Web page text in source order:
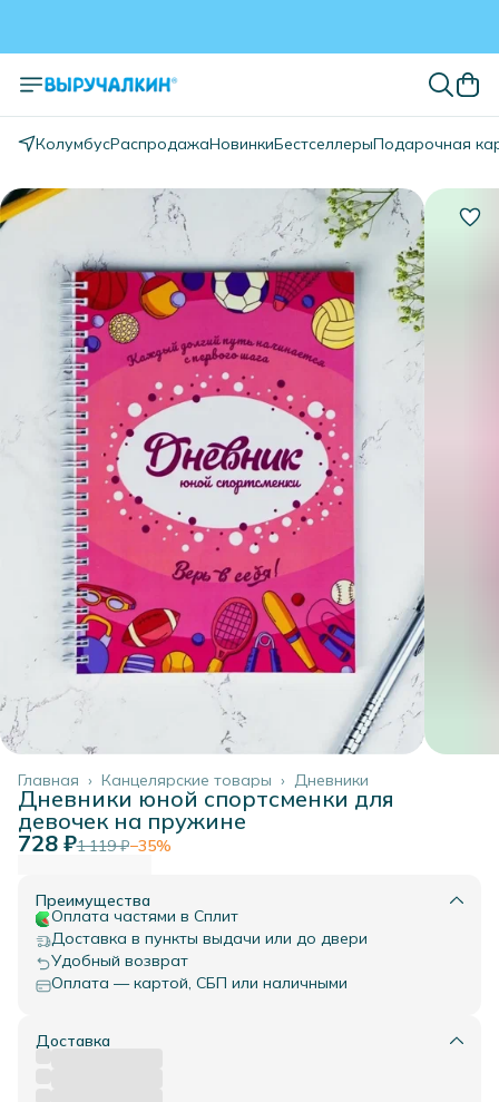
КолумбусРаспродажаНовинкиБестселлерыПодарочная
Дневники
Канцелярские товары ›
Главная ›
Дневники юной спортсменки для
девочек на пружине
728 ₽1 119 ₽−35%
Преимущества
Оплата частями в Сплит
Доставка в пункты выдачи или до двери
Удобный возврат
Оплата — картой, СБП или наличными
Доставка